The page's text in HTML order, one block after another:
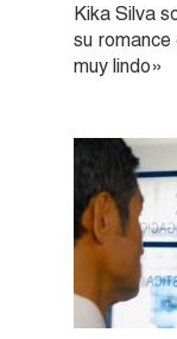
Kika Silva
su
muy lindo»